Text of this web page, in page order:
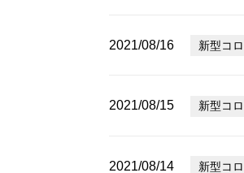
2021/08/16 新型コ
2021/08/15 新型コ
2021/08/14 新型コ